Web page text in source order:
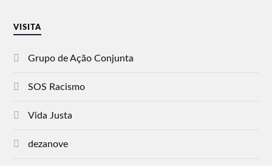
VISITA
Grupo de Ação Conjunta
SOS Racismo
Vida Justa
dezanove